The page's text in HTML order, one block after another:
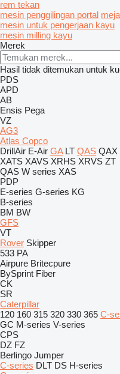
rem tekan
mesin penggilingan portal
mesin untuk pengerjaan kayu
mesin milling kayu
Merek
Hasil tidak ditemukan untuk
PDS
APD
AB
Ensis Pega
VZ
AG3
Atlas Copco
DrillAir E-Air GA LT QAS QAX
XATS XAVS XRHS XRVS ZT
QAS W series XAS
PDP
E-series G-series KG
B-series
BM BW
GFS
VT
Rover Skipper
533 PA
Airpure Britecpure
BySprint Fiber
CK
SR
Caterpillar
120 160 315 320 330 365 C-
GC M-series V-series
CPS
DZ FZ
Berlingo Jumper
C-series DLT DS H-series